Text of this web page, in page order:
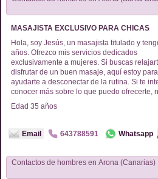
MASAJISTA EXCLUSIVO PARA CHICAS
Hola, soy Jesús, un masajista titulado y
años. Ofrezco mis servicios dedicados
exclusivamente a mujeres. Si buscas
disfrutar de un buen masaje, aquí estoy para
ayudarte a desconectar de la rutina. Si te
conocer más sobre lo que puedo ofrecerte,
en contactarme. Estoy aquí para
experiencia única.
Edad 35 años
Email 643788591 Whatsapp
Contactos de hombres en Arona (Canarias)